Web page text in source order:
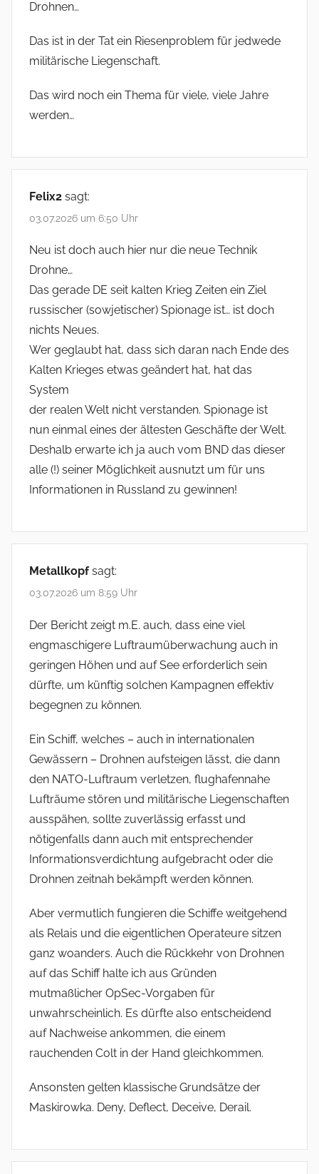
Drohnen…
Das ist in der Tat ein Riesenproblem für jedwede
militärische Liegenschaft.
Das wird noch ein Thema für viele, viele Jahre
werden…
Felix2 sagt:
03.07.2026 um 6:50 Uhr
Neu ist doch auch hier nur die neue Technik
Drohne…
Das gerade DE seit kalten Krieg Zeiten ein Ziel
russischer (sowjetischer) Spionage ist… ist doch
nichts Neues.
Wer geglaubt hat, dass sich daran nach Ende des
Kalten Krieges etwas geändert hat, hat das
System
der realen Welt nicht verstanden. Spionage ist
nun einmal eines der ältesten Geschäfte der Welt.
Deshalb erwarte ich ja auch vom BND das dieser
alle (!) seiner Möglichkeit ausnutzt um für uns
Informationen in Russland zu gewinnen!
Metallkopf sagt:
03.07.2026 um 8:59 Uhr
Der Bericht zeigt m.E. auch, dass eine viel
engmaschigere Luftraumüberwachung auch in
geringen Höhen und auf See erforderlich sein
dürfte, um künftig solchen Kampagnen effektiv
begegnen zu können.
Ein Schiff, welches – auch in internationalen
Gewässern – Drohnen aufsteigen lässt, die dann
den NATO-Luftraum verletzen, flughafennahe
Lufträume stören und militärische Liegenschaften
ausspähen, sollte zuverlässig erfasst und
nötigenfalls dann auch mit entsprechender
Informationsverdichtung aufgebracht oder die
Drohnen zeitnah bekämpft werden können.
Aber vermutlich fungieren die Schiffe weitgehend
als Relais und die eigentlichen Operateure sitzen
ganz woanders. Auch die Rückkehr von Drohnen
auf das Schiff halte ich aus Gründen
mutmaßlicher OpSec-Vorgaben für
unwahrscheinlich. Es dürfte also entscheidend
auf Nachweise ankommen, die einem
rauchenden Colt in der Hand gleichkommen.
Ansonsten gelten klassische Grundsätze der
Maskirowka. Deny, Deflect, Deceive, Derail.